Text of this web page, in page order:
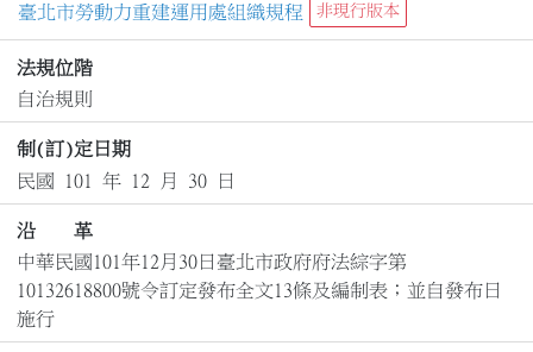
臺北市勞動力重建運用處組織規程
非現行版本
法規位階
自治規則
制(訂)定日期
民國 101 年 12 月 30 日
沿 革
中華民國101年12月30日臺北市政府府法綜字第
10132618800號令訂定發布全文13條及編制表；並自發布日
施行